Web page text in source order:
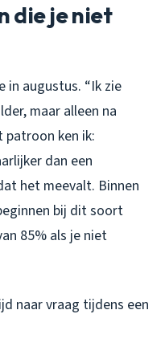
die je niet
in augustus. “Ik zie
maar alleen na
patroon ken ik:
dan een
het meevalt. Binnen
bij dit soort
85% als je niet
naar vraag tijdens een